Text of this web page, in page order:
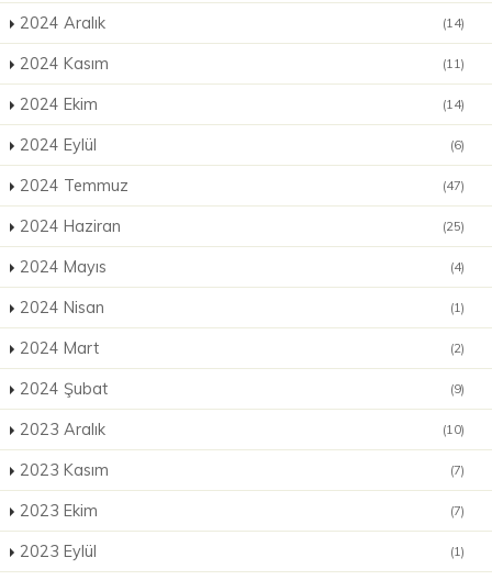
2024 Aralık (14)
2024 Kasım (11)
2024 Ekim (14)
2024 Eylül (6)
2024 Temmuz (47)
2024 Haziran (25)
2024 Mayıs (4)
2024 Nisan (1)
2024 Mart (2)
2024 Şubat (9)
2023 Aralık (10)
2023 Kasım (7)
2023 Ekim (7)
2023 Eylül (1)